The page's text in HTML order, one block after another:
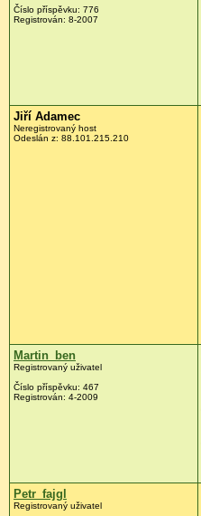
Číslo příspěvku: 776
Registrován: 8-2007
Jiří Adamec
Neregistrovaný host
Odeslán z: 88.101.215.210
Martin_ben
Registrovaný uživatel
Číslo příspěvku: 467
Registrován: 4-2009
Petr_fajgl
Registrovaný uživatel